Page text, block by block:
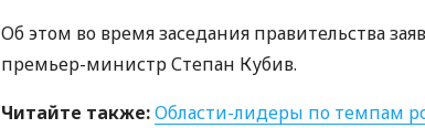
Об этом во время заседания правительства
премьер-министр Степан Кубив.
Читайте также:Области-лидеры по темпам